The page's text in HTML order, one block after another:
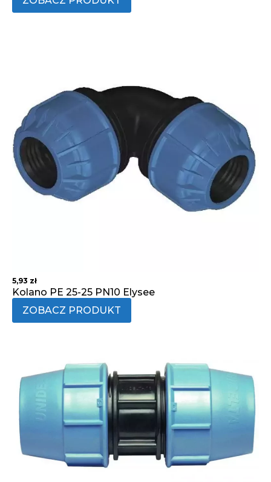
5,93 zł
Kolano PE 25-25 PN10 Elysee
ZOBACZ PRODUKT